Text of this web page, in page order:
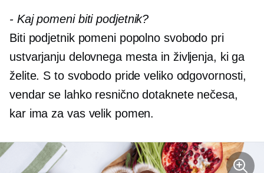
-Kaj pomeni biti podjetnik?
Biti podjetnik pomeni popolno svobodo pri
ustvarjanju delovnega mesta in življenja, ki ga
želite. S to svobodo pride veliko odgovornosti,
vendar se lahko resnično dotaknete nečesa,
kar ima za vas velik pomen.